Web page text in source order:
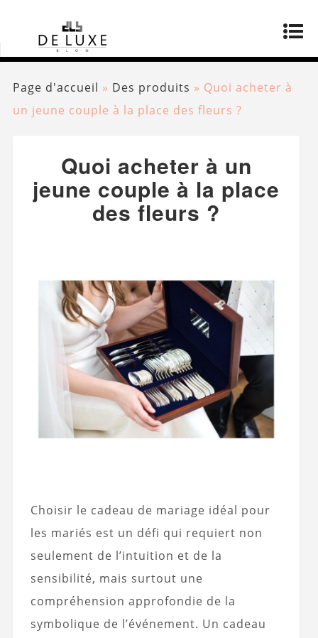
Page d'accueil » Des produits » Quoi acheter à
un jeune couple à la place des fleurs ?
Quoi acheter à un
jeune couple à la place
des fleurs ?
Choisir le cadeau de mariage idéal pour
les mariés est un défi qui requiert non
seulement de l’intuition et de la
sensibilité, mais surtout une
compréhension approfondie de la
symbolique de l’événement. Un cadeau